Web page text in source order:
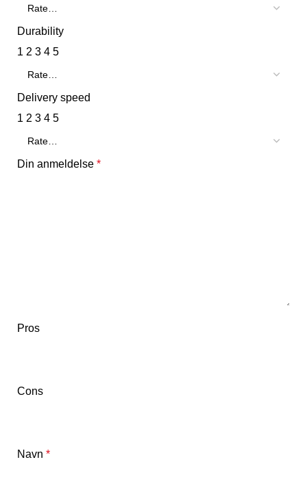
Durability
1 2 3 4 5
Delivery speed
1 2 3 4 5
Din anmeldelse *
Pros
Cons
Navn *